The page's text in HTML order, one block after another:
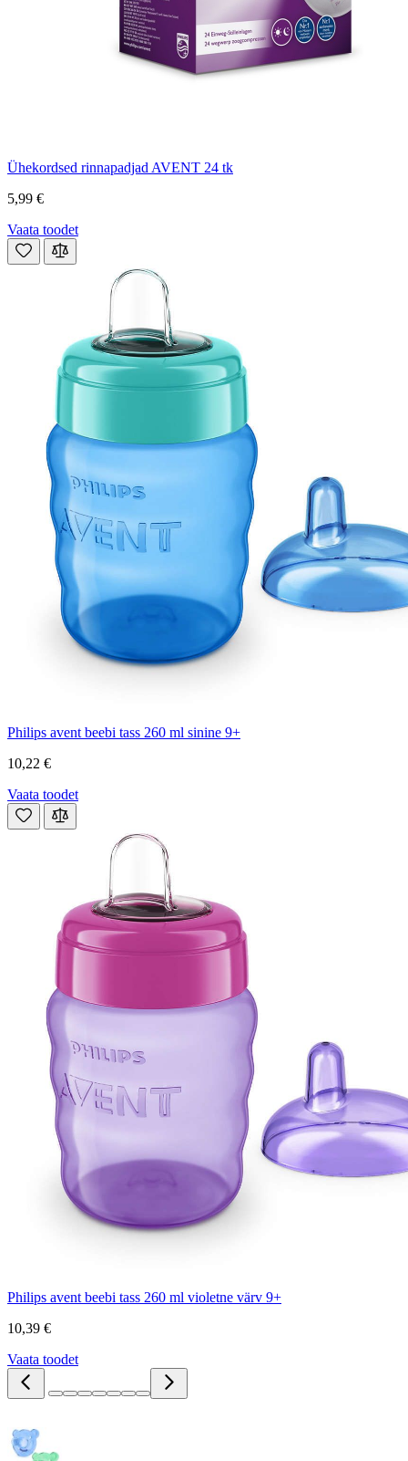
Ühekordsed rinnapadjad AVENT 24 tk
5,99 €
Vaata toodet
Philips avent beebi tass 260 ml sinine 9+
10,22 €
Vaata toodet
Philips avent beebi tass 260 ml violetne värv 9+
10,39 €
Vaata toodet